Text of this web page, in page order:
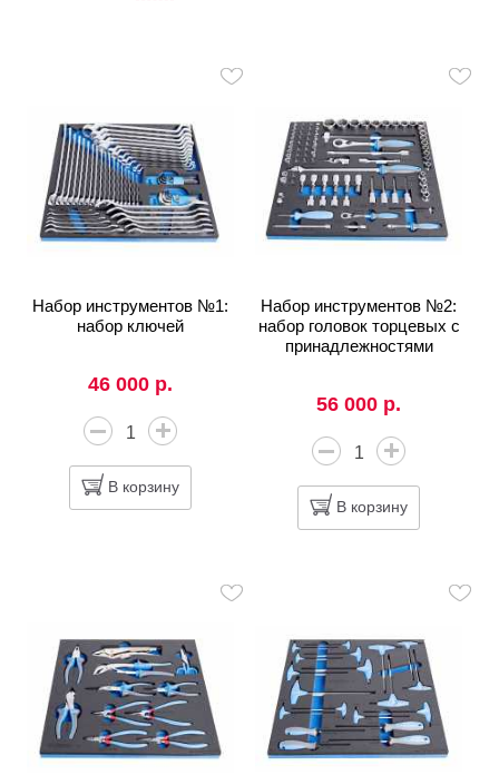
Набор инструментов №1:
набор ключей
46 000 р.
В корзину
Набор инструментов №2:
набор головок торцевых с
принадлежностями
56 000 р.
В корзину